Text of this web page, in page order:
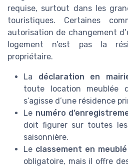
requise, surtout dans les
touristiques. Certaines
autorisation de changement
logement n’est pas la
propriétaire.
La déclaration en
toute location meublée
s’agisse d’une résidence
Le numéro
doit figurer sur toutes
saisonnière.
Le classement en
obligatoire, mais il offre